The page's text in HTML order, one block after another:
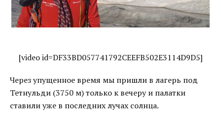
[video id=DF33BD057741792CEEFB502E3114D9D5]
Через упущенное время мы пришли в лагерь под
Тетнульди (3750 м) только к вечеру и палатки
ставили уже в последних лучах солнца.